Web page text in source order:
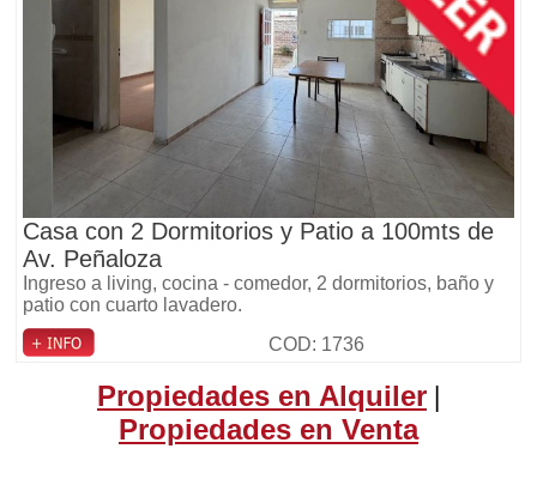
Casa con 2 Dormitorios y Patio a 100mts de
Av. Peñaloza
Ingreso a living, cocina - comedor, 2 dormitorios, baño y
patio con cuarto lavadero.
COD: 1736
Propiedades en Alquiler|
Propiedades en Venta